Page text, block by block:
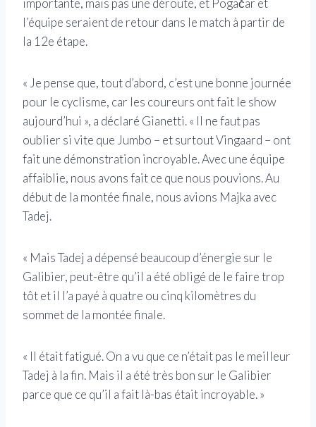
l’équipe seraient de retour dans le match à partir de
la 12e étape.
« Je pense que, tout d’abord, c’est une bonne journée
pour le cyclisme, car les coureurs ont fait le show
aujourd’hui », a déclaré Gianetti. « Il ne faut pas
oublier si vite que Jumbo – et surtout Vingaard – ont
fait une démonstration incroyable. Avec une équipe
affaiblie, nous avons fait ce que nous pouvions. Au
début de la montée finale, nous avions Majka avec
Tadej.
« Mais Tadej a dépensé beaucoup d’énergie sur le
Galibier, peut-être qu’il a été obligé de le faire trop
tôt et il l’a payé à quatre ou cinq kilomètres du
sommet de la montée finale.
« Il était fatigué. On a vu que ce n’était pas le meilleur
Tadej à la fin. Mais il a été très bon sur le Galibier
parce que ce qu’il a fait là-bas était incroyable. »